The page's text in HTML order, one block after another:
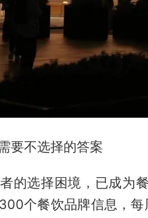
要不选择的答案
的选择困境，已成为
个餐饮品牌信息，